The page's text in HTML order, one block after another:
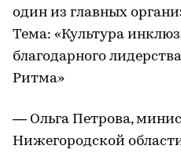
один из главных
Тема: «Культура
благодарного
Ритма»
— Ольга Петрова,
Нижегородской